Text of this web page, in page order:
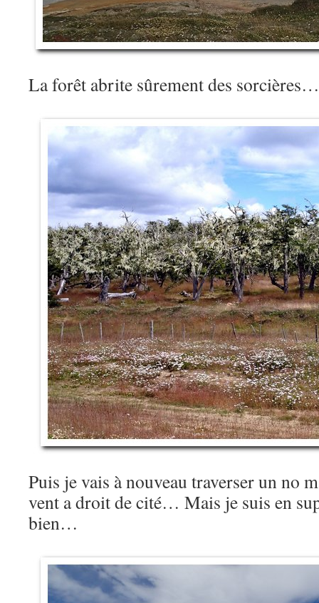
La forêt abrite sûrement des sorcières…
Puis je vais à nouveau traverser un no
vent a droit de cité… Mais je suis en
bien…